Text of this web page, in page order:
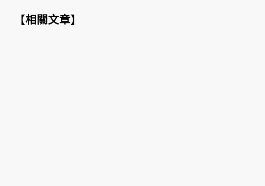
【相關文章】